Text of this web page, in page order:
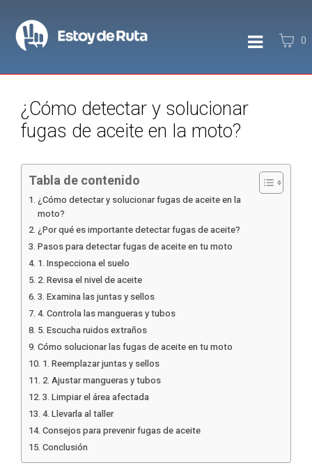
0
¿Cómo detectar y solucionar
fugas de aceite en la moto?
Tabla de contenido
¿Cómo detectar y solucionar fugas de aceite en la
moto?
¿Por qué es importante detectar fugas de aceite?
Pasos para detectar fugas de aceite en tu moto
1. Inspecciona el suelo
2. Revisa el nivel de aceite
3. Examina las juntas y sellos
4. Controla las mangueras y tubos
5. Escucha ruidos extraños
Cómo solucionar las fugas de aceite en tu moto
1. Reemplazar juntas y sellos
2. Ajustar mangueras y tubos
3. Limpiar el área afectada
4. Llevarla al taller
Consejos para prevenir fugas de aceite
Conclusión